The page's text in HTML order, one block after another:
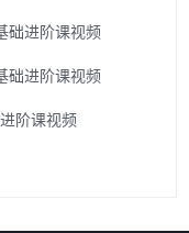
础进阶课视频
础进阶课视频
阶课视频